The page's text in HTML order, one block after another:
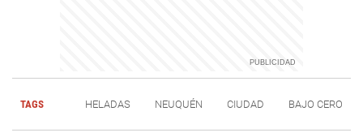
TAGS HELADAS NEUQUÉN CIUDAD BAJO CERO